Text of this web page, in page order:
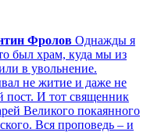
Фролов Однажды я
был храм, куда мы из
в увольнение.
не житие и даже не
И тот священник
Великого покаянного
Вся проповедь – и